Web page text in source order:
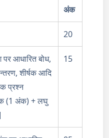
अंक
20
पर आधारित बोध,
शीर्षक आदि
प्रश्न
(1 अंक) + लघु
15